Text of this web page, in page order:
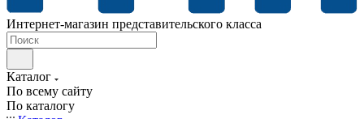
Интернет-магазин представительского класса
Каталог
По всему сайту
По каталогу